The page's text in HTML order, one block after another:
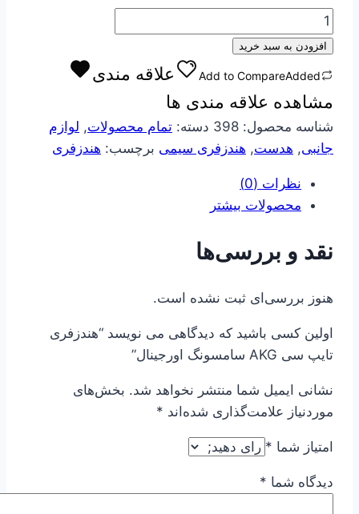
بود.
است.
هندزفری
تایپ
AKG
سامسونگ
اورجینال
عدد
افزودن به سبد خرید
Add to CompareAdded
علاقه مندی
مشاهده علاقه مندی ها
شناسه محصول: 398 دسته: تمام محصولات, لوازم
جانبی, هدست, هندزفری سیمی برچسب: هندزفری
نظرات (0)
محصولات بیشتر
نقد و بررسی‌ها
هنوز بررسی‌ای ثبت نشده است.
اولین کسی باشید که دیدگاهی می نویسد “هندزفری
تایپ سی AKG سامسونگ اورجینال”
نشانی ایمیل شما منتشر نخواهد شد. بخش‌های
موردنیاز علامت‌گذاری شده‌اند *
امتیاز شما *
دیدگاه شما *